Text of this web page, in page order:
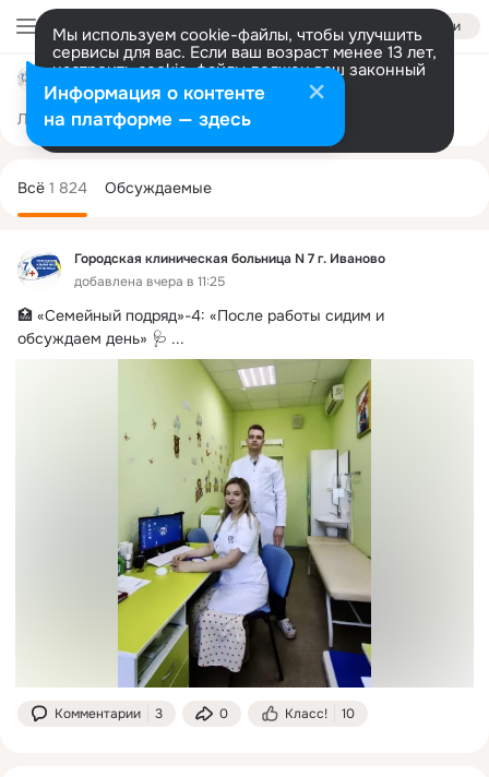
Войти
Мы используем cookie-файлы, чтобы улучшить
сервисы для вас. Если ваш возраст менее 13 лет,
настроить cookie-файлы должен ваш законный
представитель. Больше информации
Разрешить все Настроить
Городская клиническая больница N 7 г. Иваново
Лента Участники 1.2K Темы 1.8K
Городская клиническая больница N 7 г. Иваново
добавлена вчера в 11:25
🏥 «Семейный подряд»-4: «После работы сидим и
обсуждаем день» 🩺 ...
Комментарии 3 0 Класс! 10
колонка
Всё 1 824 Обсуждаемые
Информация о контенте
на платформе — здесь